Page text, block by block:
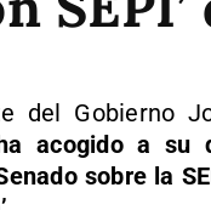
del Gobierno
acogido a su
sobre la